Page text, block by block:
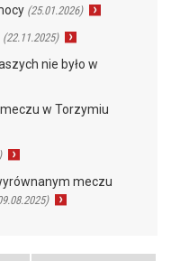
(25.01.2026)
(22.11.2025)
nie było w
w Torzymiu
meczu